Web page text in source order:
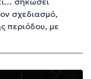
σχεδιασμό,
περιόδου, με